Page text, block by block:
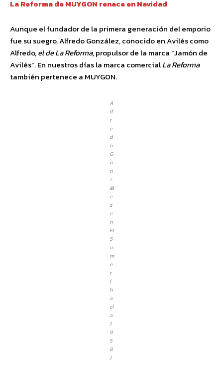
La Reforma de MUYGON renace en Navidad
Aunque el fundador de la primera generación del emporio
fue su suegro, Alfredo González, conocido en Avilés como
Alfredo,el de La Reforma, propulsor de la marca “Jamón de
Avilés”. En nuestros días la marca comercialLa Reforma
también pertenece a MUYGON.
A
lf
r
e
d
o
G
o
n
z
ál
e
z
e
n
El
S
u
m
e
r
(
h
a
ci
a
1
9
5
8
)